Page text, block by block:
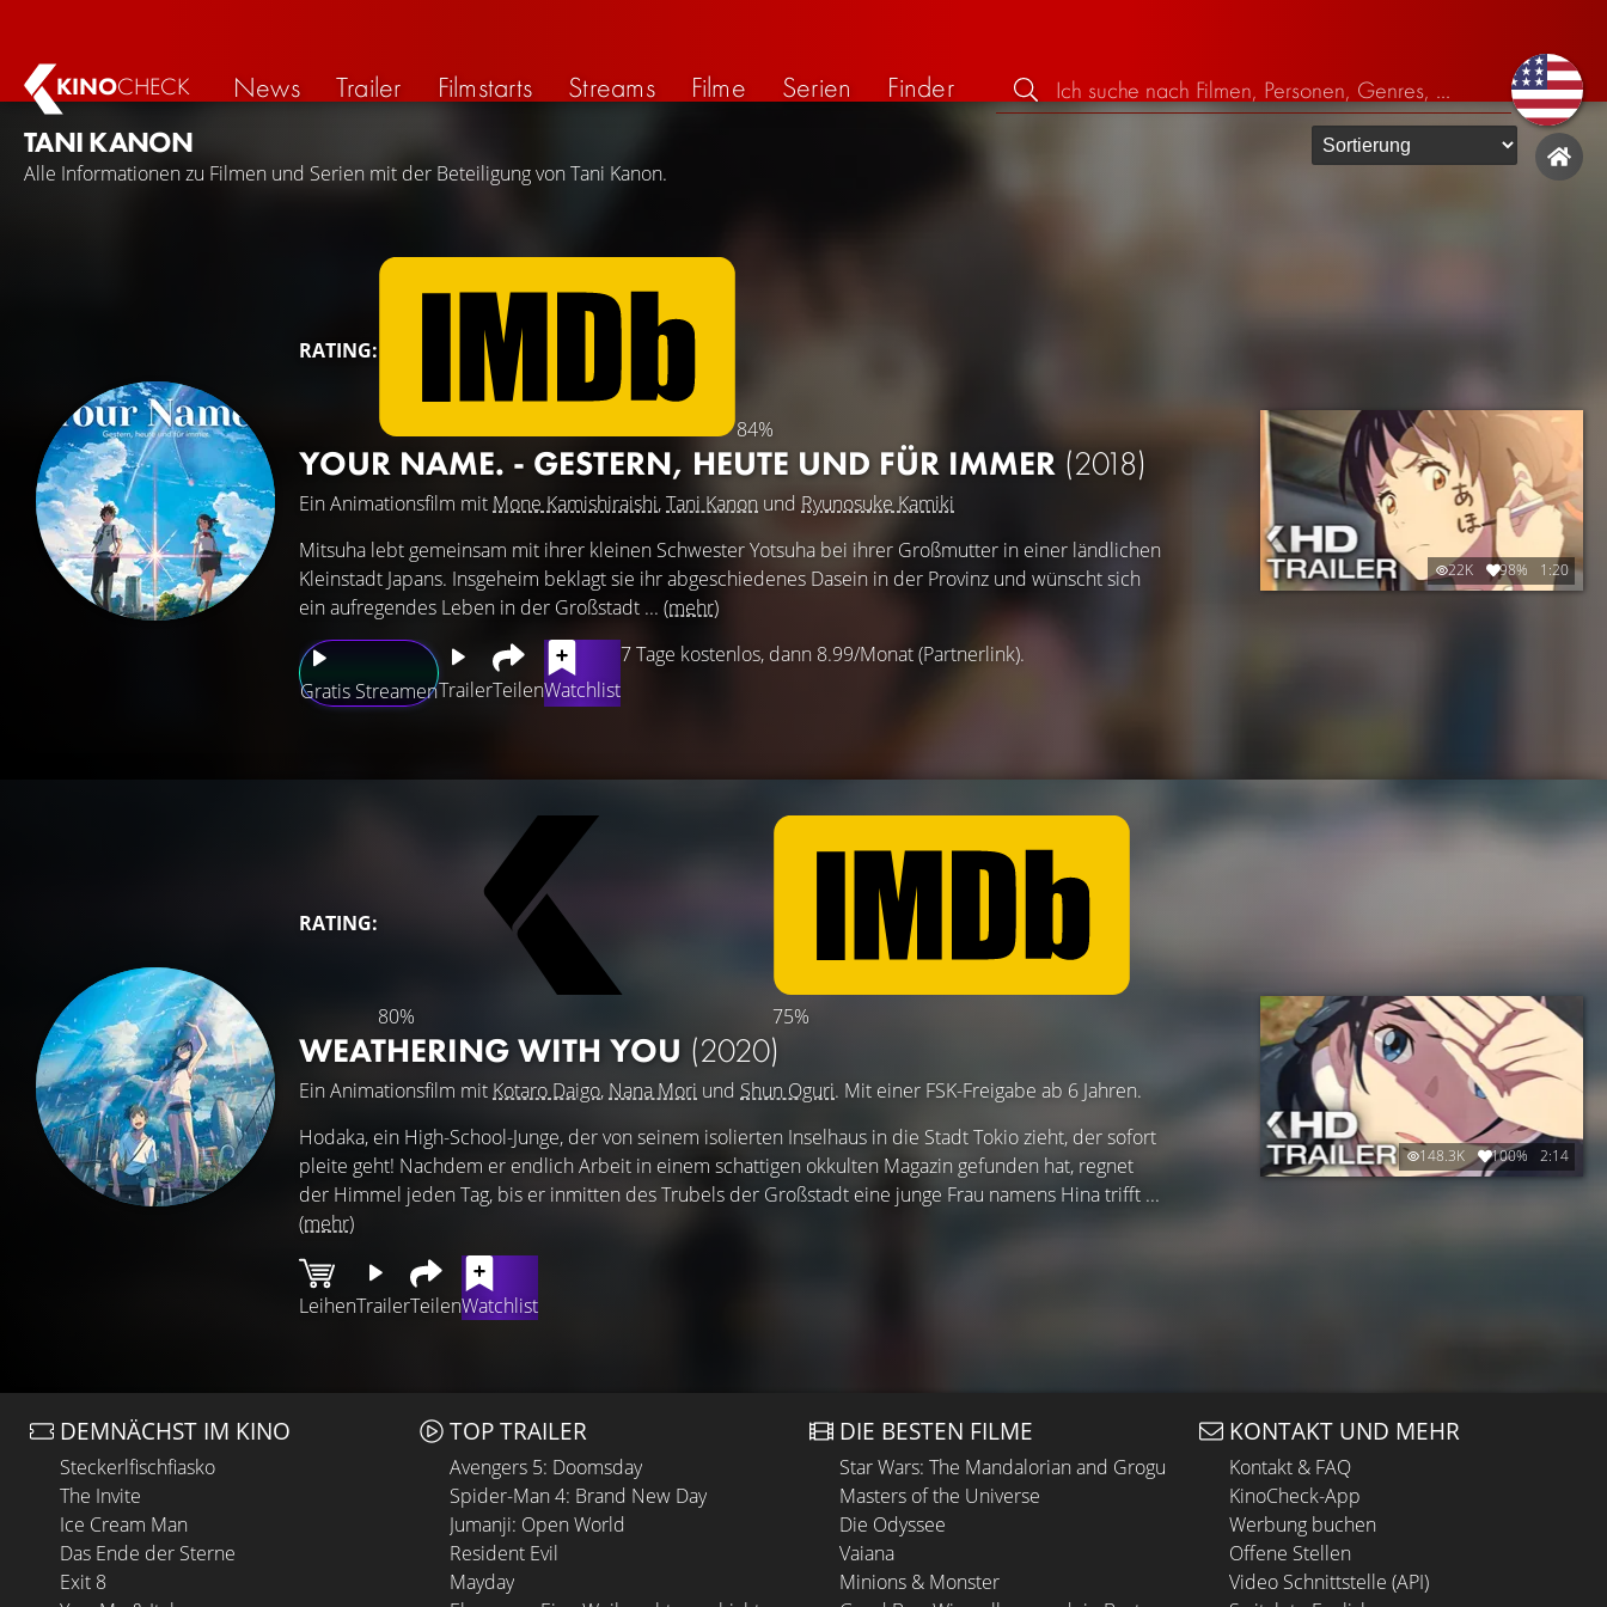
KINOCHECK News Trailer Filmstarts Streams Filme Serien
Finder
TANI KANON
Alle Informationen zu Filmen und Serien mit der Beteiligung von Tani Kanon.
RATING:
84%
YOUR NAME. - GESTERN, HEUTE UND FÜR IMMER (2018)
Ein Animationsfilm mit Mone Kamishiraishi,Tani Kanon und Ryunosuke Kamiki
Gratis StreamenTrailerTeilenWatchlist
7 Tage kostenlos, dann 8.99/Monat (Partnerlink).
Mitsuha lebt gemeinsam mit ihrer kleinen Schwester Yotsuha bei ihrer Großmutter in einer ländlichen
Kleinstadt Japans. Insgeheim beklagt sie ihr abgeschiedenes Dasein in der Provinz und wünscht sich
ein aufregendes Leben in der Großstadt ... (mehr)
22K 98% 1:20
RATING:
80% 75%
WEATHERING WITH YOU (2020)
Ein Animationsfilm mit Kotaro Daigo, Nana Mori und Shun Oguri. Mit einer FSK-Freigabe ab 6 Jahren.
LeihenTrailerTeilenWatchlist
Hodaka, ein High-School-Junge, der von seinem isolierten Inselhaus in die Stadt Tokio zieht, der sofort
pleite geht! Nachdem er endlich Arbeit in einem schattigen okkulten Magazin gefunden hat, regnet
der Himmel jeden Tag, bis er inmitten des Trubels der Großstadt eine junge Frau namens Hina trifft ...
(mehr)
148.3K 100% 2:14
DEMNÄCHST IM KINO
Steckerlfischfiasko
The Invite
Ice Cream Man
Das Ende der Sterne
Exit 8
TOP TRAILER
Avengers 5: Doomsday
Spider-Man 4: Brand New Day
Jumanji: Open World
Resident Evil
Mayday
DIE BESTEN FILME
Star Wars: The Mandalorian and Grogu
Masters of the Universe
Die Odyssee
Vaiana
Minions & Monster
KONTAKT UND MEHR
Kontakt & FAQ
KinoCheck-App
Werbung buchen
Offene Stellen
Video Schnittstelle (API)